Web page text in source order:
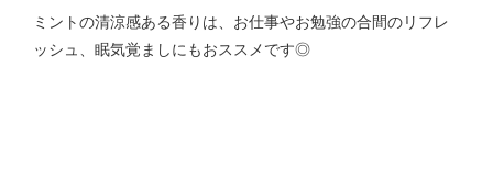
ミントの清涼感ある香りは、お仕事やお勉強の合間のリフレ
ッシュ、眠気覚ましにもおススメです◎